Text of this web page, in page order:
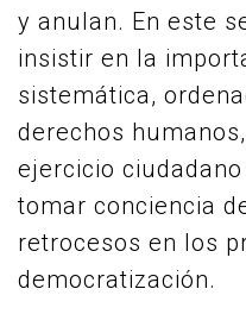
y anulan. En este
insistir en la
sistemática,
derechos
ejercicio
tomar conciencia
retrocesos en los
democratización.